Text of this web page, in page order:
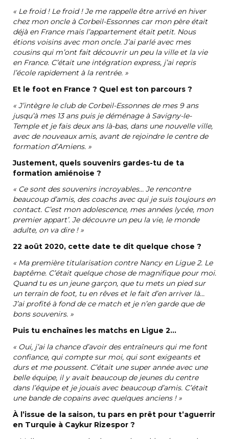
« Le froid ! Le froid ! Je me rappelle être arrivé en hiver
chez mon oncle à Corbeil-Essonnes car mon père était
déjà en France mais l’appartement était petit. Nous
étions voisins avec mon oncle. J’ai parlé avec mes
cousins qui m’ont fait découvrir un peu la ville et la vie
en France. C’était une intégration express, j’ai repris
l’école rapidement à la rentrée. »
Et le foot en France ? Quel est ton parcours ?
« J’intègre le club de Corbeil-Essonnes de mes 9 ans
jusqu’à mes 13 ans puis je déménage à Savigny-le-
Temple et je fais deux ans là-bas, dans une nouvelle ville,
avec de nouveaux amis, avant de rejoindre le centre de
formation d’Amiens. »
Justement, quels souvenirs gardes-tu de ta
formation amiénoise ?
« Ce sont des souvenirs incroyables… Je rencontre
beaucoup d’amis, des coachs avec qui je suis toujours en
contact. C’est mon adolescence, mes années lycée, mon
premier appart’. Je découvre un peu la vie, le monde
adulte, on va dire ! »
22 août 2020, cette date te dit quelque chose ?
« Ma première titularisation contre Nancy en Ligue 2. Le
baptême. C’était quelque chose de magnifique pour moi.
Quand tu es un jeune garçon, que tu mets un pied sur
un terrain de foot, tu en rêves et le fait d’en arriver là…
J’ai profité à fond de ce match et je n’en garde que de
bons souvenirs. »
Puis tu enchaînes les matchs en Ligue 2…
« Oui, j’ai la chance d’avoir des entraîneurs qui me font
confiance, qui compte sur moi, qui sont exigeants et
durs et me poussent. C’était une super année avec une
belle équipe, il y avait beaucoup de jeunes du centre
dans l’équipe et je jouais avec beaucoup d’amis. C’était
une bande de copains avec quelques anciens ! »
À l’issue de la saison, tu pars en prêt pour t’aguerrir
en Turquie à Caykur Rizespor ?